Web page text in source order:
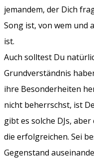
jemandem, der Dich
Song ist, von wem und
ist.
Auch solltest Du
Grundverständnis
ihre Besonderheiten
nicht beherrschst, ist
gibt es solche DJs,
die erfolgreichen. Sei
Gegenstand